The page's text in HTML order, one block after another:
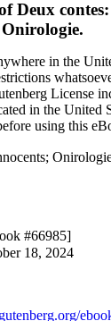
Deux
Onirologie.
in the
License
in the United
using this
#66985]
18, 2024